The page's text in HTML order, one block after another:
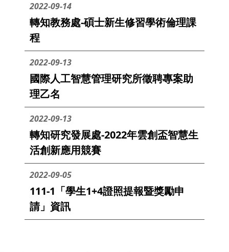
2022-09-14
轉知教務處-碩士新生修習學術倫理課
程
2022-09-13
國際人工智慧管理研究所徵聘專案助
理乙名
2022-09-13
轉知研究發展處-2022年雲創盃智慧生
活創新應用競賽
2022-09-05
111-1「學生1+4證照提報暨獎勵申
請」資訊